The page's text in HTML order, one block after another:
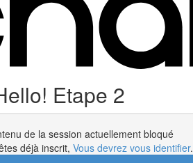
Etape 2
de la session actuellement bloqué
déjà inscrit, Vous devrez vous identifier.